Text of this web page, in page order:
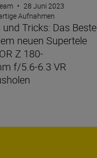
• 28 Juni 2023
Aufnahmen
Tricks: Das Beste
neuen Supertele
Z 180-
f/5.6-6.3 VR